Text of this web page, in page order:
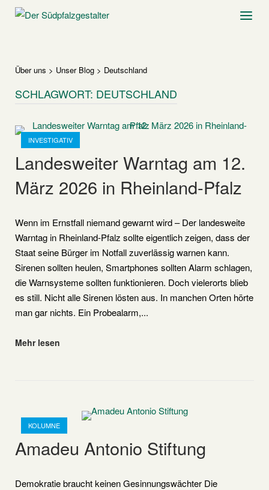
SkipHome Menu
Über uns > Unser Blog > Deutschland
SCHLAGWORT: DEUTSCHLAND
INVESTIGATIV
Open post
Landesweiter Warntag am 12.
März 2026 in Rheinland-Pfalz
Wenn im Ernstfall niemand gewarnt wird – Der landesweite
Warntag in Rheinland-Pfalz sollte eigentlich zeigen, dass der
Staat seine Bürger im Notfall zuverlässig warnen kann.
Sirenen sollten heulen, Smartphones sollten Alarm schlagen,
die Warnsysteme sollten funktionieren. Doch vielerorts blieb
es still. Nicht alle Sirenen lösten aus. In manchen Orten hörte
man gar nichts. Ein Probealarm,...
"Landesweiter
2026
in
Rheinland-
Mehr lesen
KOLUMNE
Open post
Amadeu Antonio Stiftung
Demokratie braucht keinen Gesinnungswächter Die